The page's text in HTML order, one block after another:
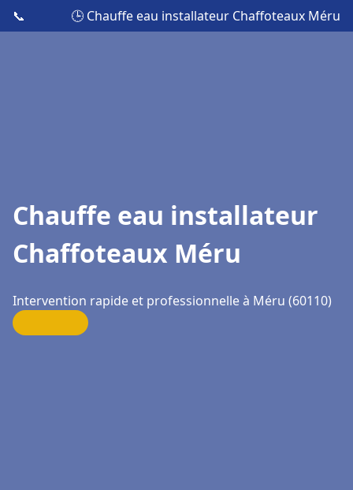
📞 🕒 Chauffe eau installateur Chaffoteaux Méru
Chauffe eau installateur
Chaffoteaux Méru
Intervention rapide et professionnelle à Méru (60110)